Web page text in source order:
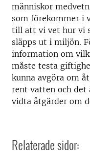
människor
som förekommer i
till att vi vet hur vi
släpps ut i miljön.
information om
måste testa
kunna avgöra om
rent vatten och det
vidta åtgärder om
Relaterade sidor: